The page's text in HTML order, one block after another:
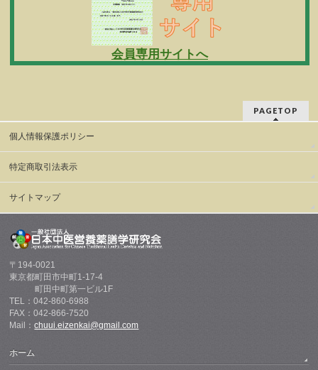
会員専用サイトへ
PAGETOP
個人情報保護ポリシー
特定商取引法表示
サイトマップ
〒194-0021
東京都町田市中町1-17-4
町田中町第一ビル1F
TEL：042-860-6988
FAX：042-866-7520
Mail：chuui.eizenkai@gmail.com
ホーム